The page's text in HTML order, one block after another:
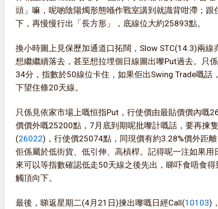
頭」嘛，呢啲陰陽燭形態喺作戰室講到就識背咁滯；
下，再慢慢行出「長方形」，底線位大約25893點。
換小時圖上見保歷加通道口拓闊，Slow STC(14.3)兩線
想繼繼續落去，甚至想拉埋個日線圖出嚟Put過去。只
34分，指數於50線位卡住，如果佢出Swing Trade嘅話
下望住條20天線。
只係見依家市場上嘅恒指Put，行使價由最貼價價內嘅
價價外嘅25200點，7月底到期呢批嚟計嘅話，要再揀
(26022)，行使價25074點，同現價有約3.28%價外距
佢係屬於低街貨、低引伸、高槓桿。記得呢一注如果用
來可以等指數確認低走50天線之後先出，睇吓食唔食
觸頂向下。
最後，睇返星期二(4月21日)揀出嚟嘅日經Call(10103)